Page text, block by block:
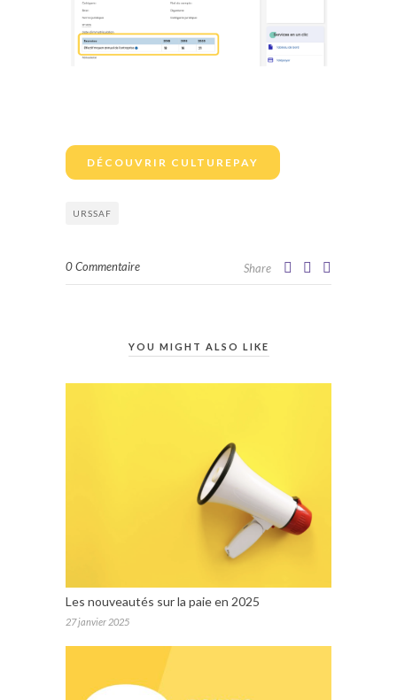
DÉCOUVRIR CULTUREPAY
URSSAF
0 Commentaire Share
YOU MIGHT ALSO LIKE
Les nouveautés sur la paie en 2025
27 janvier 2025